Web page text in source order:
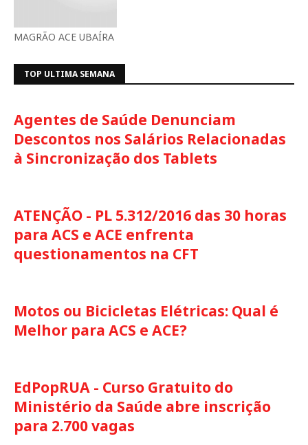
MAGRÃO ACE UBAÍRA
TOP ULTIMA SEMANA
Agentes de Saúde Denunciam
Descontos nos Salários Relacionadas
à Sincronização dos Tablets
ATENÇÃO - PL 5.312/2016 das 30 horas
para ACS e ACE enfrenta
questionamentos na CFT
Motos ou Bicicletas Elétricas: Qual é
Melhor para ACS e ACE?
EdPopRUA - Curso Gratuito do
Ministério da Saúde abre inscrição
para 2.700 vagas